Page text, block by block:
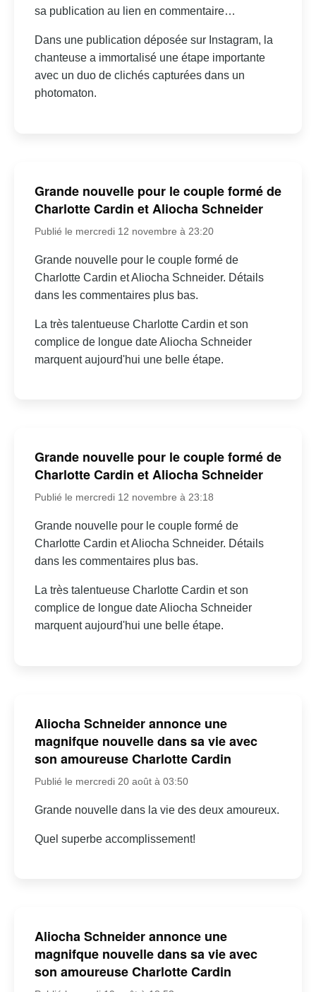
sa publication au lien en commentaire…
Dans une publication déposée sur Instagram, la
chanteuse a immortalisé une étape importante
avec un duo de clichés capturées dans un
photomaton.
Grande nouvelle pour le couple formé de
Charlotte Cardin et Aliocha Schneider
Publié le mercredi 12 novembre à 23:20
Grande nouvelle pour le couple formé de
Charlotte Cardin et Aliocha Schneider. Détails
dans les commentaires plus bas.
La très talentueuse Charlotte Cardin et son
complice de longue date Aliocha Schneider
marquent aujourd'hui une belle étape.
Grande nouvelle pour le couple formé de
Charlotte Cardin et Aliocha Schneider
Publié le mercredi 12 novembre à 23:18
Grande nouvelle pour le couple formé de
Charlotte Cardin et Aliocha Schneider. Détails
dans les commentaires plus bas.
La très talentueuse Charlotte Cardin et son
complice de longue date Aliocha Schneider
marquent aujourd'hui une belle étape.
Aliocha Schneider annonce une
magnifque nouvelle dans sa vie avec
son amoureuse Charlotte Cardin
Publié le mercredi 20 août à 03:50
Grande nouvelle dans la vie des deux amoureux.
Quel superbe accomplissement!
Aliocha Schneider annonce une
magnifque nouvelle dans sa vie avec
son amoureuse Charlotte Cardin